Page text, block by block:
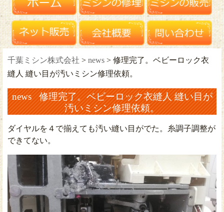
千葉ミシン株式会社 > news > 修理完了。ベビーロック衣
縫人 縫い目が汚いミシン修理依頼。
news 修理完了。ベビーロック衣縫人 縫い目が
汚いミシン修理依頼。
ダイヤルを４で揃えても汚い縫い目がでた。糸調子調整が
できてない。